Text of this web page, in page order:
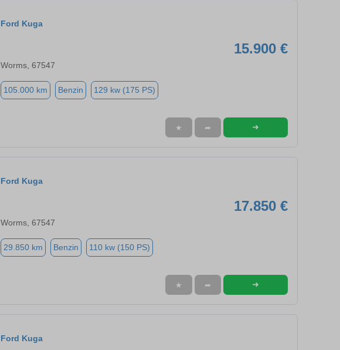
Ford Kuga
15.900 €
Worms, 67547
105.000 km Benzin 129 kw (175 PS)
★ ➦ ➜
Ford Kuga
17.850 €
Worms, 67547
29.850 km Benzin 110 kw (150 PS)
★ ➦ ➜
Ford Kuga